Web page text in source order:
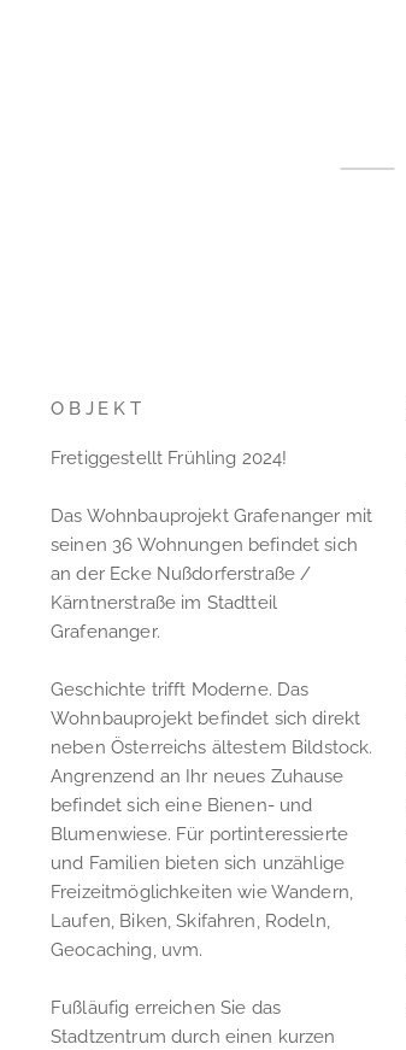
OBJEKT
Fretiggestellt Frühling 2024!
Das Wohnbauprojekt Grafenanger mit
seinen 36 Wohnungen befindet sich
an der Ecke Nußdorferstraße /
Kärntnerstraße im Stadtteil
Grafenanger.
Geschichte trifft Moderne. Das
Wohnbauprojekt befindet sich direkt
neben Österreichs ältestem Bildstock.
Angrenzend an Ihr neues Zuhause
befindet sich eine Bienen- und
Blumenwiese. Für portinteressierte
und Familien bieten sich unzählige
Freizeitmöglichkeiten wie Wandern,
Laufen, Biken, Skifahren, Rodeln,
Geocaching, uvm.
Fußläufig erreichen Sie das
Stadtzentrum durch einen kurzen